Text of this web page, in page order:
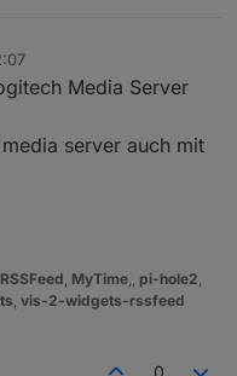
Media Server
server auch mit
RSSFeed, MyTime,, pi-hole2,
, vis-2-widgets-rssfeed